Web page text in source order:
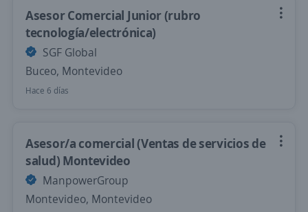
Asesor Comercial Junior (rubro
tecnología/electrónica)
SGF Global
Buceo, Montevideo
Hace 6 días
Asesor/a comercial (Ventas de servicios de
salud) Montevideo
ManpowerGroup
Montevideo, Montevideo